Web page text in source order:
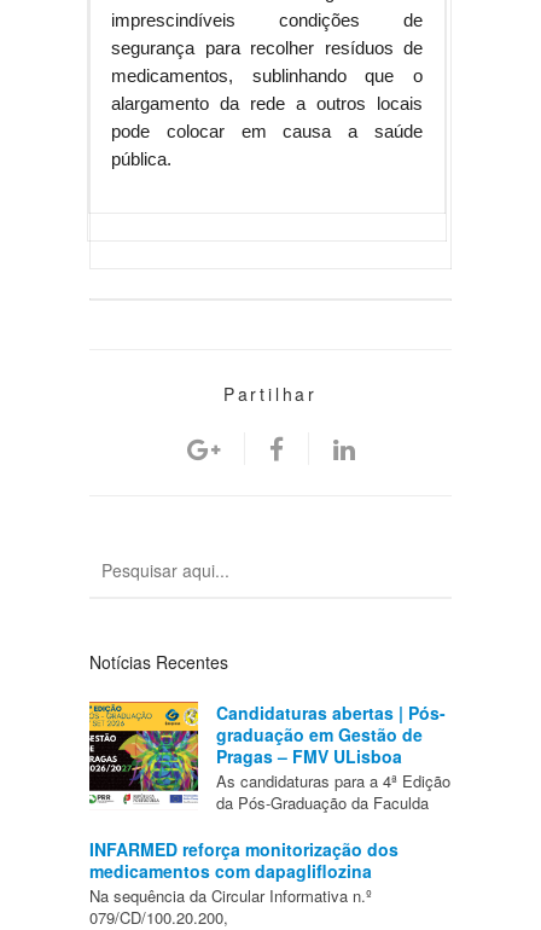
imprescindíveis condições de
segurança para recolher resíduos de
medicamentos, sublinhando que o
alargamento da rede a outros locais
pode colocar em causa a saúde
pública.
Partilhar
Notícias Recentes
Candidaturas abertas | Pós-
graduação em Gestão de
Pragas – FMV ULisboa
As candidaturas para a 4ª Edição
da Pós-Graduação da Faculda
INFARMED reforça monitorização dos
medicamentos com dapagliflozina
Na sequência da Circular Informativa n.º
079/CD/100.20.200,